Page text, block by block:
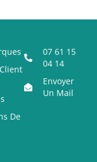
De
07 61 15
04 14
Envoyer
Un Mail